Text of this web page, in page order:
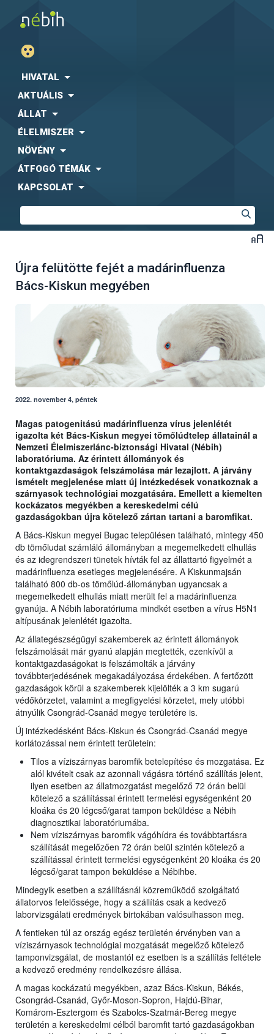
HIVATAL
AKTUÁLIS
ÁLLAT
ÉLELMISZER
NÖVÉNY
ÁTFOGÓ TÉMÁK
KAPCSOLAT
Újra felütötte fejét a madárinfluenza
Bács-Kiskun megyében
2022. november 4, péntek
Magas patogenitású madárinfluenza vírus jelenlétét
igazolta két Bács-Kiskun megyei tömőlúdtelep állatainál a
Nemzeti Élelmiszerlánc-biztonsági Hivatal (Nébih)
laboratóriuma. Az érintett állományok és
kontaktgazdaságok felszámolása már lezajlott. A járvány
ismételt megjelenése miatt új intézkedések vonatkoznak a
szárnyasok technológiai mozgatására. Emellett a kiemelten
kockázatos megyékben a kereskedelmi célú
gazdaságokban újra kötelező zártan tartani a baromfikat.
A Bács-Kiskun megyei Bugac településen található, mintegy 450
db tömőludat számláló állományban a megemelkedett elhullás
és az idegrendszeri tünetek hívták fel az állattartó figyelmét a
madárinfluenza esetleges megjelenésére. A Kiskunmajsán
található 800 db-os tömőlúd-állományban ugyancsak a
megemelkedett elhullás miatt merült fel a madárinfluenza
gyanúja. A Nébih laboratóriuma mindkét esetben a vírus H5N1
altípusának jelenlétét igazolta.
Az állategészségügyi szakemberek az érintett állományok
felszámolását már gyanú alapján megtették, ezenkívül a
kontaktgazdaságokat is felszámolták a járvány
továbbterjedésének megakadályozása érdekében. A fertőzött
gazdaságok körül a szakemberek kijelölték a 3 km sugarú
védőkörzetet, valamint a megfigyelési körzetet, mely utóbbi
átnyúlik Csongrád-Csanád megye területére is.
Új intézkedésként Bács-Kiskun és Csongrád-Csanád megye
korlátozással nem érintett területein:
Tilos a víziszárnyas baromfik betelepítése és mozgatása. Ez
alól kivételt csak az azonnali vágásra történő szállítás jelent,
ilyen esetben az állatmozgatást megelőző 72 órán belül
kötelező a szállítással érintett termelési egységenként 20
kloáka és 20 légcső/garat tampon beküldése a Nébih
diagnosztikai laboratóriumába.
Nem víziszárnyas baromfik vágóhídra és továbbtartásra
szállítását megelőzően 72 órán belül szintén kötelező a
szállítással érintett termelési egységenként 20 kloáka és 20
légcső/garat tampon beküldése a Nébihbe.
Mindegyik esetben a szállításnál közreműködő szolgáltató
állatorvos felelőssége, hogy a szállítás csak a kedvező
laborvizsgálati eredmények birtokában valósulhasson meg.
A fentieken túl az ország egész területén érvényben van a
víziszárnyasok technológiai mozgatását megelőző kötelező
tamponvizsgálat, de mostantól ez esetben is a szállítás feltétele
a kedvező eredmény rendelkezésre állása.
A magas kockázatú megyékben, azaz Bács-Kiskun, Békés,
Csongrád-Csanád, Győr-Moson-Sopron, Hajdú-Bihar,
Komárom-Esztergom és Szabolcs-Szatmár-Bereg megye
területén a kereskedelmi célból baromfit tartó gazdaságokban